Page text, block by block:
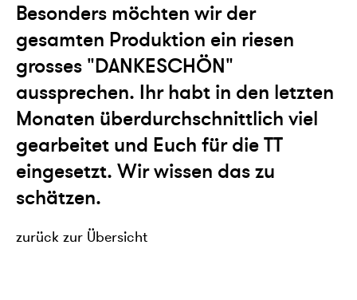
Besonders möchten wir der
gesamten Produktion ein riesen
grosses "DANKESCHÖN"
aussprechen. Ihr habt in den letzten
Monaten überdurchschnittlich viel
gearbeitet und Euch für die TT
eingesetzt. Wir wissen das zu
schätzen.
zurück zur Übersicht